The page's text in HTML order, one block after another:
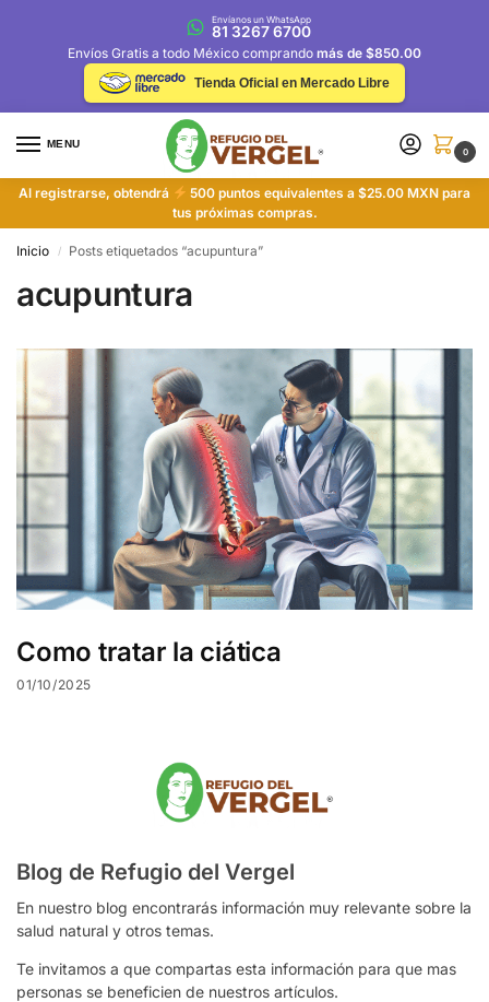
Envíanos un WhatsApp
81 3267 6700
Envíos Gratis a todo México comprando más de $850.00
Tienda Oficial en Mercado Libre
MENU
0
Al registrarse, obtendrá
500 puntos equivalentes a $25.00 MXN para
tus próximas compras.
Inicio / Posts etiquetados “acupuntura”
acupuntura
Como tratar la ciática
01/10/2025
Blog de Refugio del Vergel
En nuestro blog encontrarás información muy relevante sobre la
salud natural y otros temas.
Te invitamos a que compartas esta información para que mas
personas se beneficien de nuestros artículos.